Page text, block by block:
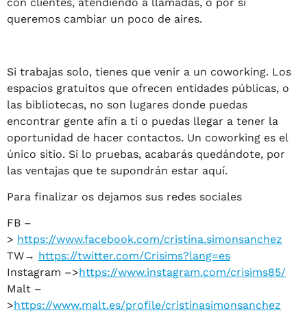
queremos cambiar un poco de aires.
Si trabajas solo, tienes que venir a un coworking. Los
espacios gratuitos que ofrecen entidades públicas, o
las bibliotecas, no son lugares donde puedas
encontrar gente afín a ti o puedas llegar a tener la
oportunidad de hacer contactos. Un coworking es el
único sitio. Si lo pruebas, acabarás quedándote, por
las ventajas que te supondrán estar aquí.
Para finalizar os dejamos sus redes sociales
FB –
> https://www.facebook.com/cristina.simonsanchez
TW→ https://twitter.com/Crisims?lang=es
Instagram –>https://www.instagram.com/crisims85/
Malt –
>https://www.malt.es/profile/cristinasimonsanchez